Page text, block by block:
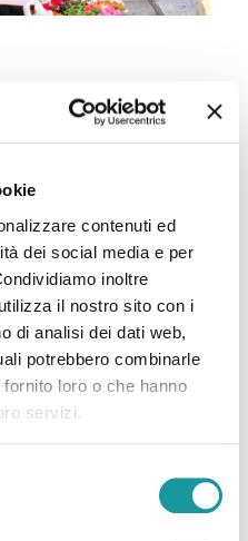
contenuti ed
dei social media e per
inoltre
il nostro sito con i
di analisi dei dati web,
potrebbero combinarle
loro o che hanno
servizi.